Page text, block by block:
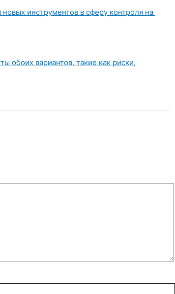
инструментов в сферу контроля на
обоих вариантов, такие как риски,